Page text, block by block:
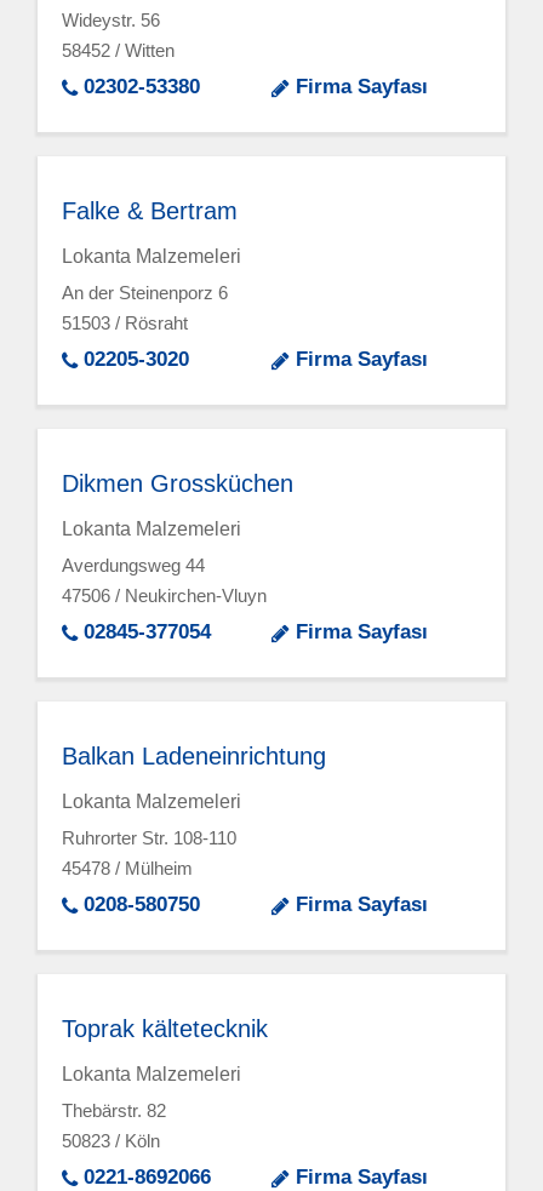
Wideystr. 56
58452 / Witten
02302-53380 Firma Sayfası
Falke & Bertram
Lokanta Malzemeleri
An der Steinenporz 6
51503 / Rösraht
02205-3020 Firma Sayfası
Dikmen Grossküchen
Lokanta Malzemeleri
Averdungsweg 44
47506 / Neukirchen-Vluyn
02845-377054 Firma Sayfası
Balkan Ladeneinrichtung
Lokanta Malzemeleri
Ruhrorter Str. 108-110
45478 / Mülheim
0208-580750 Firma Sayfası
Toprak kältetecknik
Lokanta Malzemeleri
Thebärstr. 82
50823 / Köln
0221-8692066 Firma Sayfası